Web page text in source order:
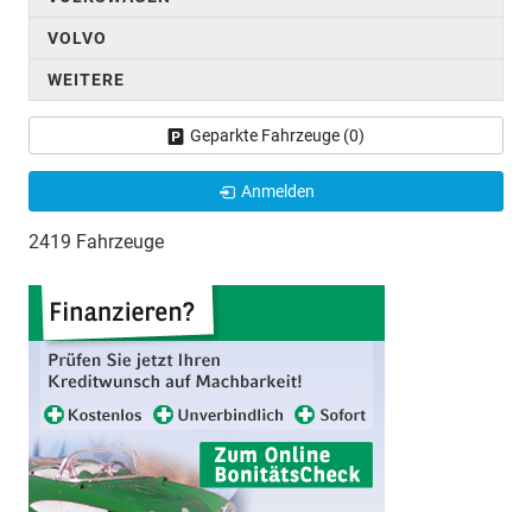
VOLVO
WEITERE
Geparkte Fahrzeuge (0)
Anmelden
2419 Fahrzeuge